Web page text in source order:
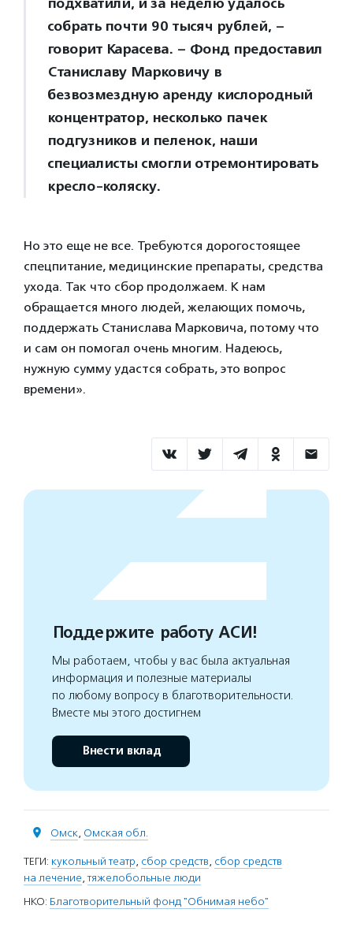
собрать почти 90 тысяч рублей, –
говорит Карасева. – Фонд предоставил
Станиславу Марковичу в
безвозмездную аренду кислородный
концентратор, несколько пачек
подгузников и пеленок, наши
специалисты смогли отремонтировать
кресло-коляску.
Но это еще не все. Требуются дорогостоящее
спецпитание, медицинские препараты, средства
ухода. Так что сбор продолжаем. К нам
обращается много людей, желающих помочь,
поддержать Станислава Марковича, потому что
и сам он помогал очень многим. Надеюсь,
нужную сумму удастся собрать, это вопрос
времени».
Поддержите работу АСИ!
Мы работаем, чтобы у вас была актуальная
информация и полезные материалы
по любому вопросу в благотворительности.
Вместе мы этого достигнем
Внести вклад
Омск, Омская обл.
ТЕГИ: кукольный театр, сбор средств, сбор средств
на лечение,тяжелобольные люди
НКО: Благотворительный фонд "Обнимая небо"